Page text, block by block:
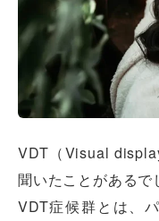
VDT（Visual
聞いたことがあるで
VDT症候群とは、